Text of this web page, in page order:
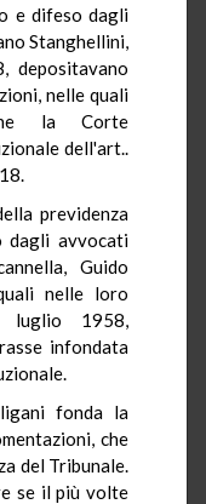
e difeso dagli
Stanghellini,
depositavano
nelle quali
la Corte
dell'art..
previdenza
dagli avvocati
Guido
nelle loro
luglio 1958,
infondata
fonda la
che
del Tribunale.
se il più volte